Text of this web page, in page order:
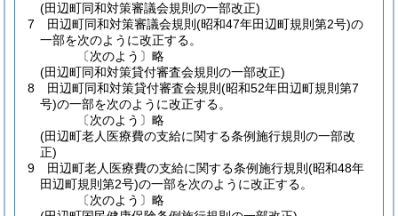
(田辺町同和対策審議会規則の一部改正)
7
田辺町同和対策審議会規則 (昭和47年田辺町規則第2号)の
一部を次のように改正する。
〔次のよう〕略
(田辺町同和対策貸付審査会規則の一部改正)
8
田辺町同和対策貸付審査会規則 (昭和52年田辺町規則第7
号)の一部を次のように改正する。
〔次のよう〕略
(田辺町老人医療費の支給に関する条例施行規則の一部改
正)
9
田辺町老人医療費の支給に関する条例施行規則 (昭和48年
田辺町規則第2号)の一部を次のように改正する。
〔次のよう〕略